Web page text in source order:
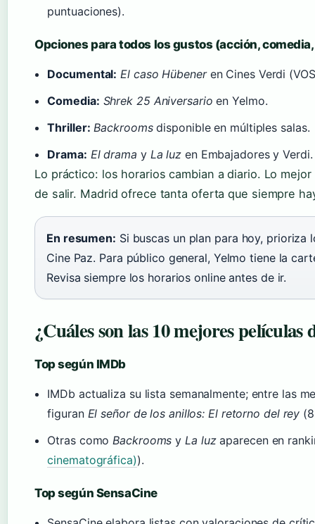
puntuaciones).
Opciones para todos los gustos (acción,
Documental: El caso Hübeneren Cines Verdi
Comedia: Shrek 25 Aniversario en Yelmo.
Thriller: Backroomsdisponible en múltiples salas.
Drama: El drama y La luz en Embajadores y Verdi.
Lo práctico: los horarios cambian a diario. Lo
de salir. Madrid ofrece tanta oferta que siempre
En resumen: Si buscas un plan para hoy, prioriza
Cine Paz. Para público general, Yelmo tiene la
Revisa siempre los horarios online antes de ir.
¿Cuáles son las 10 mejores películas
Top según IMDb
IMDb actualiza su lista semanalmente; entre las
figuran El señor de los anillos: El retorno del rey
Otras comoBackrooms yLa luzaparecen en
cinematográfica)).
Top según SensaCine